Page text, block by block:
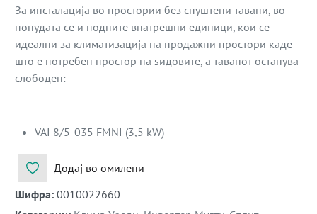
За инсталација во простории без спуштени тавани, во
понудата се и подните внатрешни единици, кои се
идеални за климатизација на продажни простори каде
што е потребен простор на ѕидовите, а таванот останува
слободен:
VAI 8/5-035 FMNI (3,5 kW)
Додај во омилени
Шифра: 0010022660